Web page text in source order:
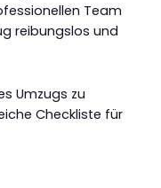
Team
reibungslos und
Umzugs zu
Checkliste für